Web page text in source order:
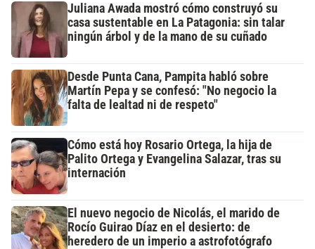
Juliana Awada mostró cómo construyó su
casa sustentable en La Patagonia: sin talar
ningún árbol y de la mano de su cuñado
Desde Punta Cana, Pampita habló sobre
Martín Pepa y se confesó: "No negocio la
falta de lealtad ni de respeto"
Cómo está hoy Rosario Ortega, la hija de
Palito Ortega y Evangelina Salazar, tras su
internación
El nuevo negocio de Nicolás, el marido de
Rocío Guirao Díaz en el desierto: de
heredero de un imperio a astrofotógrafo